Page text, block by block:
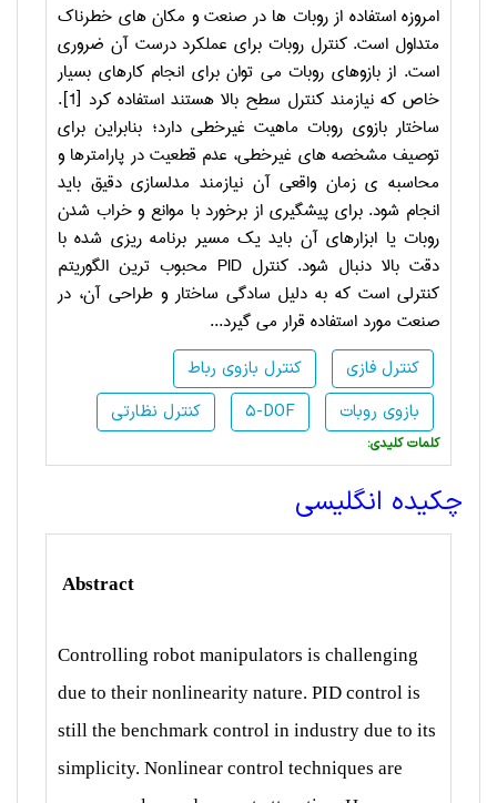
امروزه استفاده از روبات ها در صنعت و مکان های خطرناک
متداول است. کنترل روبات برای عملکرد درست آن ضروری
است. از بازوهای روبات می توان برای انجام کارهای بسیار
خاص که نیازمند کنترل سطح بالا هستند استفاده کرد [1]
.
ساختار بازوی روبات ماهیت غیرخطی دارد؛ بنابراین برای
توصیف مشخصه های غیرخطی، عدم قطعیت در پارامترها و
محاسبه ی زمان واقعی آن نیازمند مدلسازی دقیق باید
انجام شود. برای پیشگیری از برخورد با موانع و خراب شدن
روبات یا ابزارهای آن باید یک مسیر برنامه ریزی شده با
دقت بالا دنبال شود. کنترلPID محبوب ترین الگوریتم
کنترلی است که به دلیل سادگی ساختار و طراحی آن، در
صنعت مورد استفاده قرار می گیرد...
کنترل بازوی رباط
کنترل فازی
کنترل نظارتی
5-DOF بازوی روبات
:کلمات کلیدی
چکیده انگلیسی
Abstract
Controlling robot manipulators is challenging
due to their nonlinearity nature. PID control is
still the benchmark control in industry due to its
simplicity. Nonlinear control techniques are